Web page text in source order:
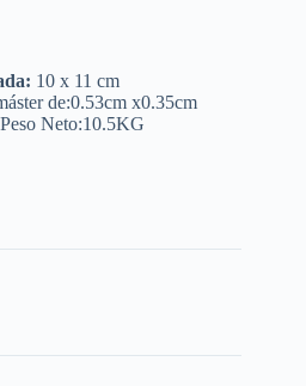
10 x 11 cm
de:0.53cm x0.35cm
Neto:10.5KG